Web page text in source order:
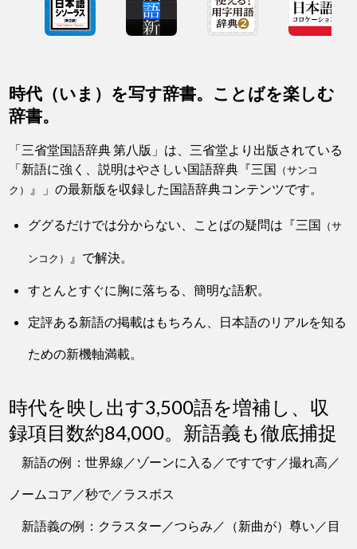
時代（いま）を写す辞書。ことばを楽しむ
辞書。
「三省堂国語辞典 第八版」は、三省堂より出版されている
「新語に強く、説明はやさしい国語辞典『三国 （サンコ
ク）
』」の最新版を収録した国語辞典コンテンツです。
ググるだけでは分からない、ことばの疑問は『三国 （サ
ンコク） 』で解決。
すとんとすぐに胸に落ちる、簡明な語釈。
定評ある新語の掲載はもちろん、日本語のリアルを知る
ための新機軸満載。
時代を映し出す3,500語を増補し、収
録項目数約84,000。新語義も徹底捕捉
新語の例：世界線／ゾーンに入る／ですです／撮れ高／
ノームコア／秒で／ラスボス
新語義の例：クラスター／つらみ／（新曲が）尊い／目